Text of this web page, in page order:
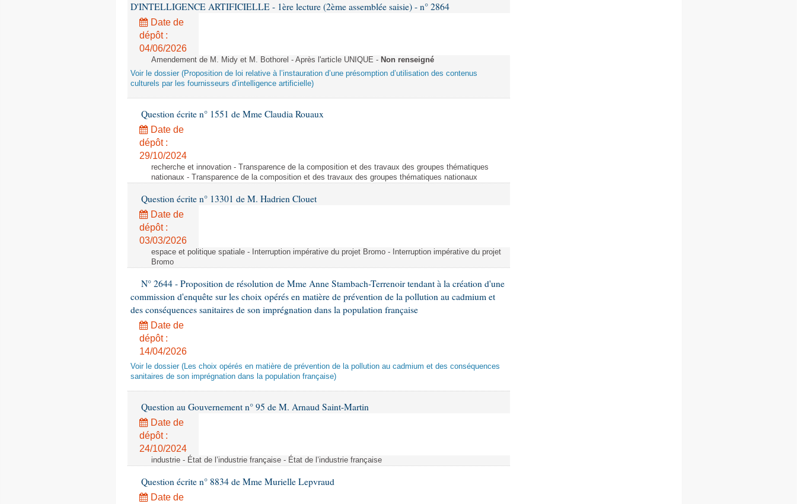
D'INTELLIGENCE ARTIFICIELLE - 1ère lecture (2ème assemblée saisie) - n° 2864
Date de
dépôt :
04/06/2026
Amendement de M. Midy et M. Bothorel - Après l'article UNIQUE - Non renseigné
Voir le dossier (Proposition de loi relative à l’instauration d’une présomption d’utilisation des contenus
culturels par les fournisseurs d’intelligence artificielle)
Question écrite n° 1551 de Mme Claudia Rouaux
Date de
dépôt :
29/10/2024
recherche et innovation - Transparence de la composition et des travaux des groupes thématiques
nationaux - Transparence de la composition et des travaux des groupes thématiques nationaux
Question écrite n° 13301 de M. Hadrien Clouet
Date de
dépôt :
03/03/2026
espace et politique spatiale - Interruption impérative du projet Bromo - Interruption impérative du projet
Bromo
N° 2644 - Proposition de résolution de Mme Anne Stambach-Terrenoir tendant à la création d'une
commission d'enquête sur les choix opérés en matière de prévention de la pollution au cadmium et
des conséquences sanitaires de son imprégnation dans la population française
Date de
dépôt :
14/04/2026
Voir le dossier (Les choix opérés en matière de prévention de la pollution au cadmium et des conséquences
sanitaires de son imprégnation dans la population française)
Question au Gouvernement n° 95 de M. Arnaud Saint-Martin
Date de
dépôt :
24/10/2024
industrie - État de l’industrie française - État de l’industrie française
Question écrite n° 8834 de Mme Murielle Lepvraud
Date de